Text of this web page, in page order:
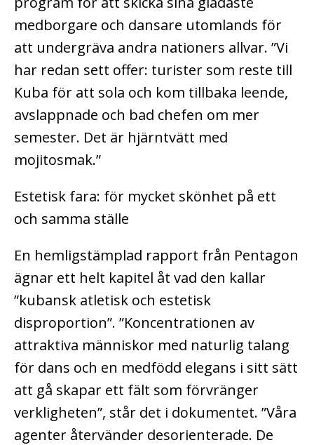
medborgare och dansare utomlands för
att undergräva andra nationers allvar. ”Vi
har redan sett offer: turister som reste till
Kuba för att sola och kom tillbaka leende,
avslappnade och bad chefen om mer
semester. Det är hjärntvätt med
mojitosmak.”
Estetisk fara: för mycket skönhet på ett
och samma ställe
En hemligstämplad rapport från Pentagon
ägnar ett helt kapitel åt vad den kallar
”kubansk atletisk och estetisk
disproportion”. ”Koncentrationen av
attraktiva människor med naturlig talang
för dans och en medfödd elegans i sitt sätt
att gå skapar ett fält som förvränger
verkligheten”, står det i dokumentet. ”Våra
agenter återvänder desorienterade. De